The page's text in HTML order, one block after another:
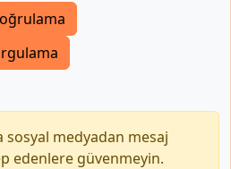
sosyal medyadan mesaj
edenlere güvenmeyin.